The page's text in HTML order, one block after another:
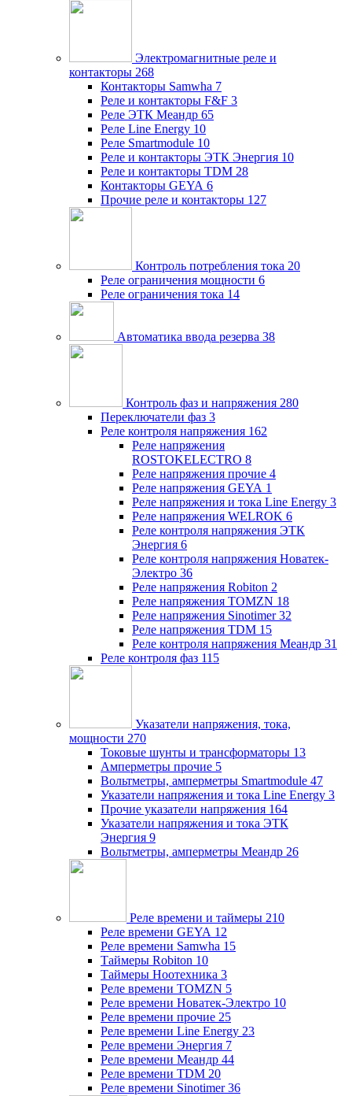
Электромагнитные реле и
контакторы 268
Контакторы Samwha 7
Реле и контакторы F&F 3
Реле ЭТК Меандр 65
Реле Line Energy 10
Реле Smartmodule 10
Реле и контакторы ЭТК Энергия 10
Реле и контакторы TDM 28
Контакторы GEYA 6
Прочие реле и контакторы 127
Контроль потребления тока 20
Реле ограничения мощности 6
Реле ограничения тока 14
Автоматика ввода резерва 38
Контроль фаз и напряжения 280
Переключатели фаз 3
Реле контроля напряжения 162
Реле напряжения
ROSTOKELECTRO 8
Реле напряжения прочие 4
Реле напряжения GEYA 1
Реле напряжения и тока Line Energy 3
Реле напряжения WELROK 6
Реле контроля напряжения ЭТК
Энергия 6
Реле контроля напряжения Новатек-
Электро 36
Реле напряжения Robiton 2
Реле напряжения TOMZN 18
Реле напряжения Sinotimer 32
Реле напряжения TDM 15
Реле контроля напряжения Меандр 31
Реле контроля фаз 115
Указатели напряжения, тока,
мощности 270
Токовые шунты и трансформаторы 13
Амперметры прочие 5
Вольтметры, амперметры Smartmodule 47
Указатели напряжения и тока Line Energy 3
Прочие указатели напряжения 164
Указатели напряжения и тока ЭТК
Энергия 9
Вольтметры, амперметры Меандр 26
Реле времени и таймеры 210
Реле времени GEYA 12
Реле времени Samwha 15
Таймеры Robiton 10
Таймеры Ноотехника 3
Реле времени TOMZN 5
Реле времени Новатек-Электро 10
Реле времени прочие 25
Реле времени Line Energy 23
Реле времени Энергия 7
Реле времени Меандр 44
Реле времени TDM 20
Реле времени Sinotimer 36